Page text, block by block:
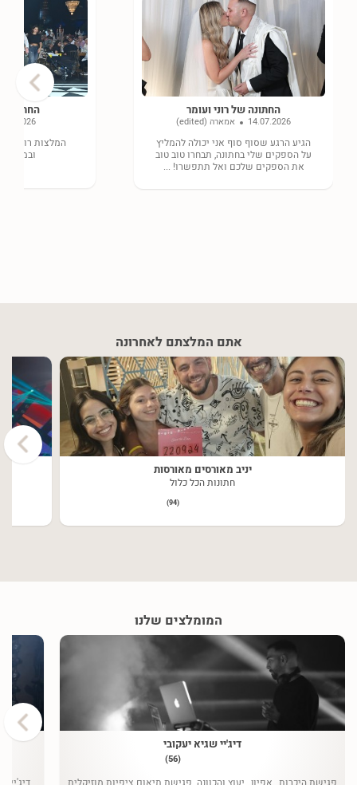
החתונה של רוני ועומר
14.07.2026 אמארה (edited)
הגיע הרגע שסוף סוף אני יכולה להמליץ
על הספקים שלי בחתונה, תבחרו טוב טוב
את הספקים שלכם ואל תתפשרו! ...
החתונה
המלצות
›
אתם המלצתם לאחרונה
יניב מאורסים מאורסות
חתונות הכל כלול
(94)
המומלצים שלנו
דיג'יי שגיא יעקובי
(56)
›